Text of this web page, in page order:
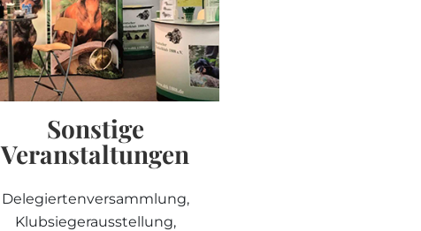
Sonstige
Veranstaltungen
Delegiertenversammlung,
Messeauftritte,
Richtertagungen... Diese
Rubrik.